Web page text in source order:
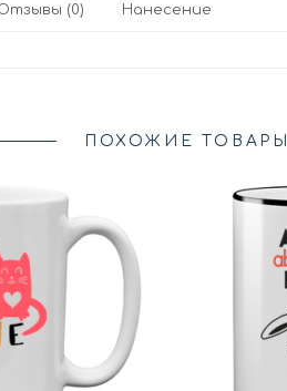
(0) Нанесение
ПОХОЖИЕ ТОВАРЫ